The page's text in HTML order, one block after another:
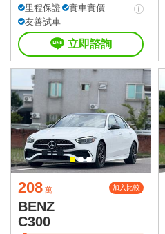
里程保證
實車實價
友善試車
立即諮詢
208 萬 加入比較
BENZ
C300